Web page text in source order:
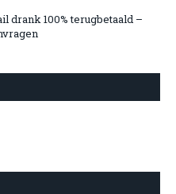
drank 100% terugbetaald –